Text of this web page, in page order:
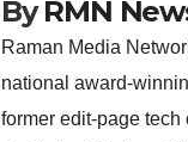
ByRMN
Raman Media
national award-
former edit-page